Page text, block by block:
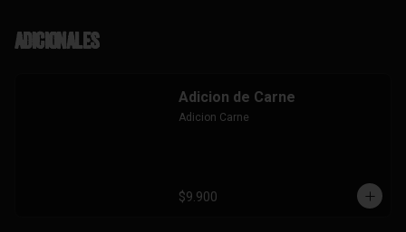
Adicionales
Adicion de Carne
Adicion Carne
$9.900